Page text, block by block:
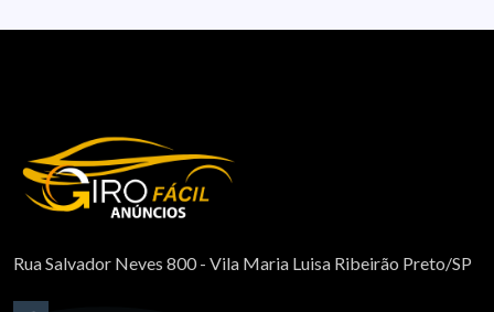
Rua Salvador Neves 800 - Vila Maria Luisa Ribeirão Preto/SP